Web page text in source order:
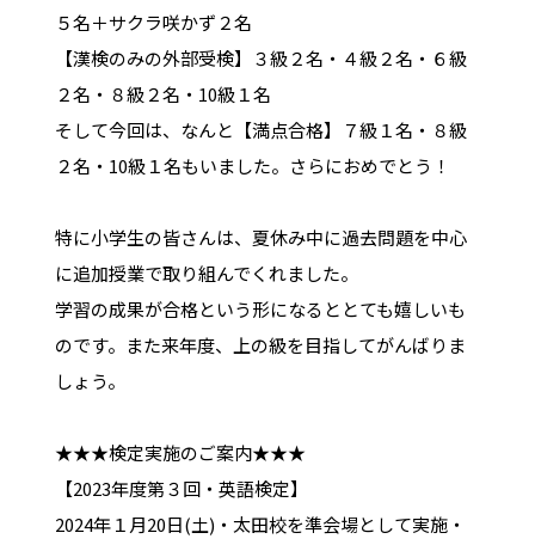
５名＋サクラ咲かず２名
【漢検のみの外部受検】３級２名・４級２名・６級
２名・８級２名・10級１名
そして今回は、なんと【満点合格】７級１名・８級
２名・10級１名もいました。さらにおめでとう！
特に小学生の皆さんは、夏休み中に過去問題を中心
に追加授業で取り組んでくれました。
学習の成果が合格という形になるととても嬉しいも
のです。また来年度、上の級を目指してがんばりま
しょう。
★★★検定実施のご案内★★★
【2023年度第３回・英語検定】
2024年１月20日(土)・太田校を準会場として実施・